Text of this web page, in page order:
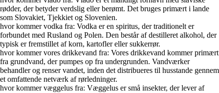
rødder, der betyder verdslig eller berømt. Det bruges primært i lande
som Slovakiet, Tjekkiet og Slovenien.
hvor kommer vodka fra: Vodka er en spiritus, der traditionelt er
forbundet med Rusland og Polen. Den består af destilleret alkohol, der
typisk er fremstillet af korn, kartofler eller sukkerrør.
hvor kommer vores drikkevand fra: Vores drikkevand kommer primært
fra grundvand, der pumpes op fra undergrunden. Vandværker
behandler og renser vandet, inden det distribueres til husstande gennem
et omfattende netværk af rørledninger.
hvor kommer væggelus fra: Væggelus er små insekter, der lever af